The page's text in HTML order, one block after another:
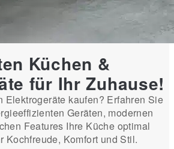
Küchen &
für Ihr Zuhause!
Elektrogeräte kaufen? Erfahren Sie
Geräten, modernen
Features Ihre Küche optimal
Kochfreude, Komfort und Stil.